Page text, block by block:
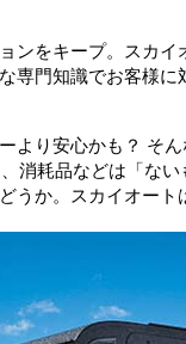
ンをキープ。スカ
専門知識でお客様に
より安心かも？ そ
消耗品などは「な
うか。スカイオー